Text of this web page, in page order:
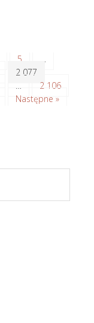
5
…
2 077
…
2 106
Następne »